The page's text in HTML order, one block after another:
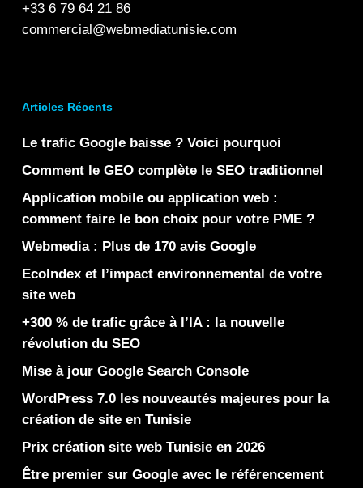
+33 6 79 64 21 86
commercial@webmediatunisie.com
Articles Récents
Le trafic Google baisse ? Voici pourquoi
Comment le GEO complète le SEO traditionnel
Application mobile ou application web :
comment faire le bon choix pour votre PME ?
Webmedia : Plus de 170 avis Google
EcoIndex et l’impact environnemental de votre
site web
+300 % de trafic grâce à l’IA : la nouvelle
révolution du SEO
Mise à jour Google Search Console
WordPress 7.0 les nouveautés majeures pour la
création de site en Tunisie
Prix création site web Tunisie en 2026
Être premier sur Google avec le référencement